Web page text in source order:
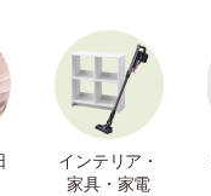
インテリア・
家具・家電